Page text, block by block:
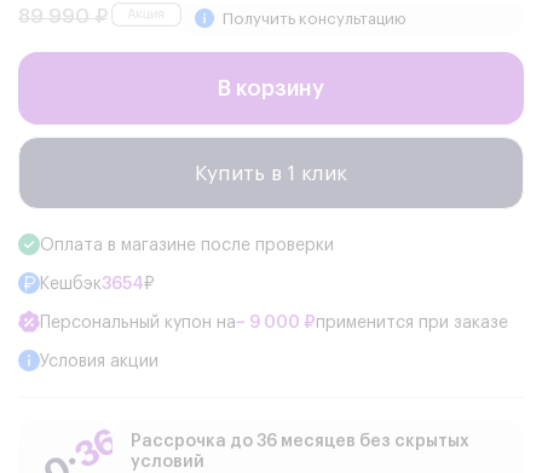
89 990 ₽ Получить консультацию
В корзину
Купить в 1 клик
Оплата в магазине после проверки
Кешбэк3654₽
Персональный купон на− 9 000 ₽применится при заказе
Условия акции
Рассрочка до 36 месяцев без скрытых
условий